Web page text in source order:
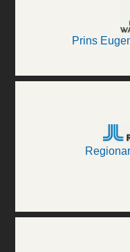
Prins